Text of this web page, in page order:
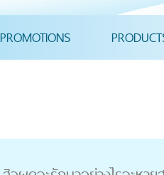
PROMOTIONS